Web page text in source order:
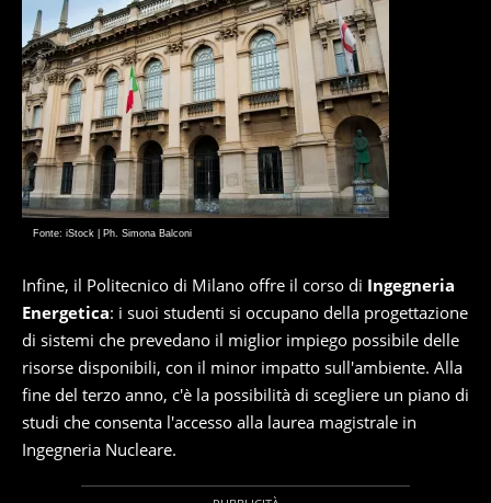
Fonte: iStock | Ph. Simona Balconi
Infine, il Politecnico di Milano offre il corso di Ingegneria
Energetica: i suoi studenti si occupano della progettazione
di sistemi che prevedano il miglior impiego possibile delle
risorse disponibili, con il minor impatto sull'ambiente. Alla
fine del terzo anno, c'è la possibilità di scegliere un piano di
studi che consenta l'accesso alla laurea magistrale in
Ingegneria Nucleare.